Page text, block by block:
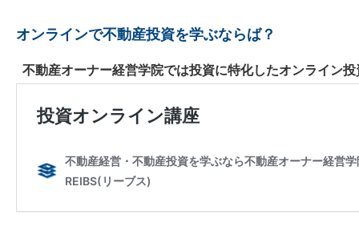
オンラインで不動産投資を学ぶならば？
不動産オーナー経営学院では投資に特化したオンライン